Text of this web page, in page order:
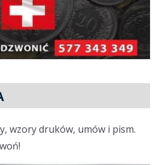
wzory druków, umów i pism.